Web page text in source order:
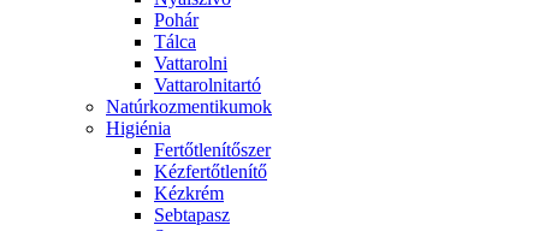
Pohár
Tálca
Vattarolni
Vattarolnitartó
Natúrkozmentikumok
Higiénia
Fertőtlenítőszer
Kézfertőtlenítő
Kézkrém
Sebtapasz